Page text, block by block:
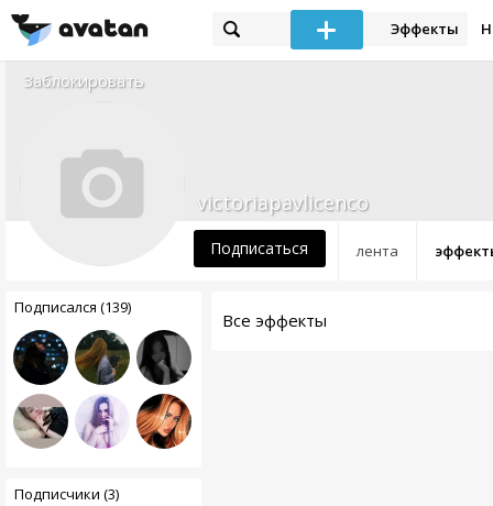
Эффекты
Заблокировать
лента
victoriapavlicenco
Подписаться
Подписался (139)
Подписчики (3)
Все эффекты